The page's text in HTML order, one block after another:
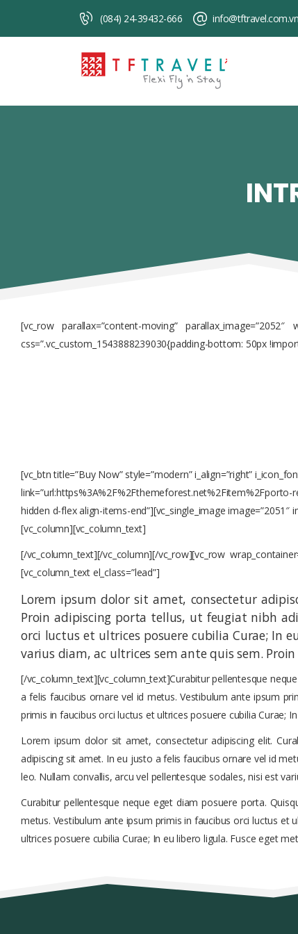
(084) 24-39432-666 info@tftravel.com.vn
[vc_row parallax=”content-moving” parallax_image=”2052″
css=”.vc_custom_1543888239030{padding-bottom: 50px
[vc_btn title=”Buy Now” style=”modern” i_align=”right”
hidden d-flex align-items-end”][vc_single_image image=”2051″
[vc_column][vc_column_text]
[/vc_column_text][/vc_column][/vc_row][vc_row
[vc_column_text el_class=”lead”]
Lorem ipsum dolor sit amet, consectetur
Proin adipiscing porta tellus, ut feugiat nibh
orci luctus et ultrices posuere cubilia Curae; In
varius diam, ac ultrices sem ante quis sem.
[/vc_column_text][vc_column_text]Curabitur pellentesque
a felis faucibus ornare vel id metus. Vestibulum ante ipsum
primis in faucibus orci luctus et ultrices posuere cubilia Curae;
Lorem ipsum dolor sit amet, consectetur adipiscing elit.
adipiscing sit amet. In eu justo a felis faucibus ornare vel id
leo. Nullam convallis, arcu vel pellentesque sodales, nisi est
Curabitur pellentesque neque eget diam posuere porta.
metus. Vestibulum ante ipsum primis in faucibus orci luctus et
ultrices posuere cubilia Curae; In eu libero ligula. Fusce eget